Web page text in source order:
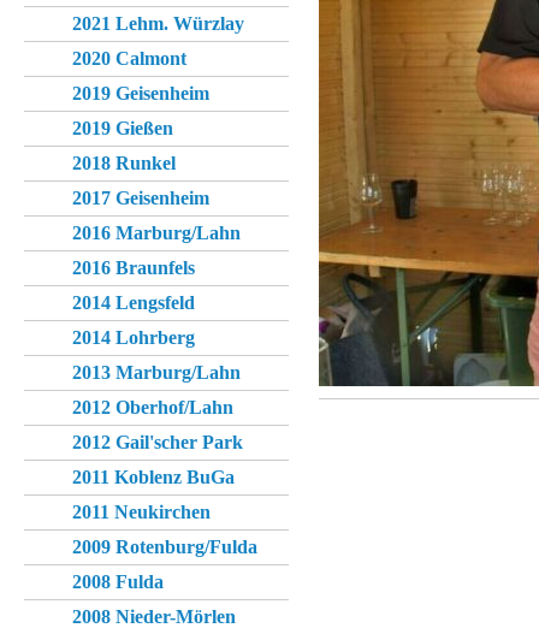
2021 Lehm. Würzlay
2020 Calmont
2019 Geisenheim
2019 Gießen
2018 Runkel
2017 Geisenheim
2016 Marburg/Lahn
2016 Braunfels
2014 Lengsfeld
2014 Lohrberg
2013 Marburg/Lahn
2012 Oberhof/Lahn
2012 Gail'scher Park
2011 Koblenz BuGa
2011 Neukirchen
2009 Rotenburg/Fulda
2008 Fulda
2008 Nieder-Mörlen